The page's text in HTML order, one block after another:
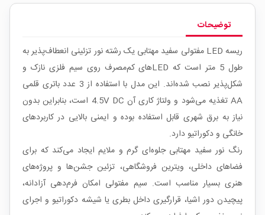
توضیحات
ریسه LED مفتولی سفید مهتابی یک رشته نور تزئینی انعطاف‌پذیر به
طول 5 متر است که LEDهای کم‌مصرف روی سیم فلزی نازک و
شکل‌پذیر نصب شده‌اند. این مدل با استفاده از 3 عدد باتری قلمی
AA تغذیه می‌شود و ولتاژ کاری آن 4.5V DC است، بنابراین بدون
نیاز به برق شهری قابل استفاده بوده و ایمنی بالایی در کاربردهای
خانگی و دکوراتیو دارد.
رنگ نور سفید مهتابی جلوه‌ای گرم و ملایم ایجاد می‌کند که برای
فضاهای داخلی، ویترین فروشگاهی، تزئین جشن‌ها و پروژه‌های
هنری بسیار مناسب است. سیم مفتولی امکان فرم‌دهی آزادانه،
پیچیدن دور اشیا، قرارگیری داخل بطری یا شیشه دکوراتیو و اجرای